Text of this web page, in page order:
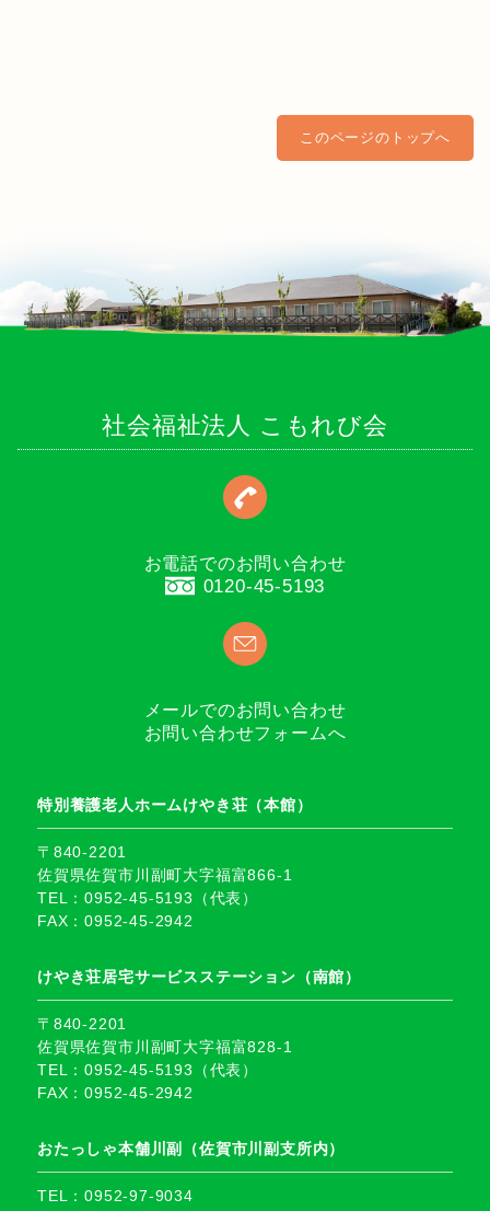
このページのトップへ
社会福祉法人 こもれび会
お電話でのお問い合わせ
0120-45-5193
メールでのお問い合わせ
お問い合わせフォームへ
特別養護老人ホームけやき荘（本館）
〒840-2201
佐賀県佐賀市川副町大字福富866-1
TEL：0952-45-5193（代表）
FAX：0952-45-2942
けやき荘居宅サービスステーション（南館）
〒840-2201
佐賀県佐賀市川副町大字福富828-1
TEL：0952-45-5193（代表）
FAX：0952-45-2942
おたっしゃ本舗川副（佐賀市川副支所内）
TEL：0952-97-9034